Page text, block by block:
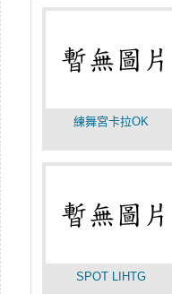
練舞宮卡拉OK
SPOT LIHTG